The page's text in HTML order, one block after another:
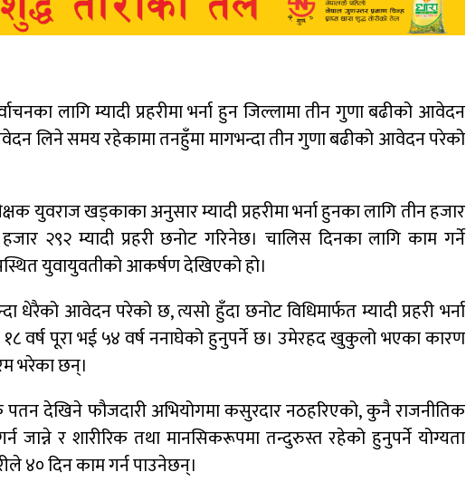
लागि म्यादी प्रहरीमा भर्ना हुन जिल्लामा तीन गुणा बढीको आवेदन
लिने समय रहेकामा तनहुँमा मागभन्दा तीन गुणा बढीको आवेदन परेको
युवराज खड्काका अनुसार म्यादी प्रहरीमा भर्ना हुनका लागि तीन हजार
२९२ म्यादी प्रहरी छनोट गरिनेछ। चालिस दिनका लागि काम गर्ने
युवायुवतीको आकर्षण देखिएको हो।
धेरैको आवेदन परेको छ, त्यसो हुँदा छनोट विधिमार्फत म्यादी प्रहरी भर्ना
१८ वर्ष पूरा भई ५४ वर्ष ननाघेको हुनुपर्ने छ। उमेरहद खुकुलो भएका कारण
भरेका छन्।
पतन देखिने फौजदारी अभियोगमा कसुरदार नठहरिएको, कुनै राजनीतिक
र शारीरिक तथा मानसिकरूपमा तन्दुरुस्त रहेको हुनुपर्ने योग्यता
४० दिन काम गर्न पाउनेछन्।